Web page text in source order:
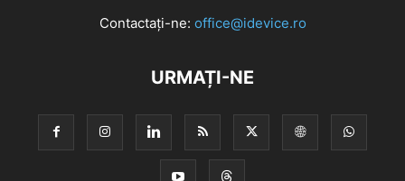
Contactați-ne: office@idevice.ro
URMAȚI-NE